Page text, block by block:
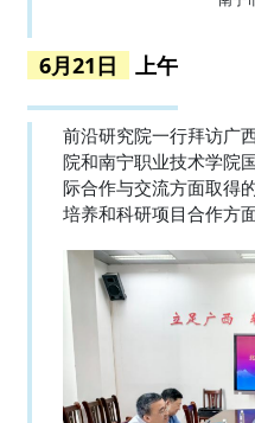
6月21日 上午
前沿研究院一行拜访广
院和南宁职业技术学院
际合作与交流方面取得
培养和科研项目合作方